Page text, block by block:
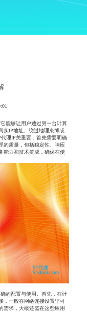
能够让用户通过另一台计算
实IP地址、绕过地理束缚或
理IP关重要，首先需要明确
的质量，包括稳定性、响应
能力和技术赞成，确保在使
的配置与使用。首先，在计
，一般在网络连接设置里可
需求，大概还需在这些应用